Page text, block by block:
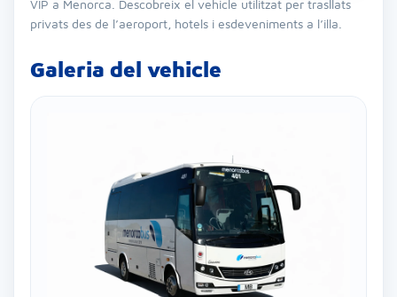
VIP a Menorca. Descobreix el vehicle utilitzat per trasllats
privats des de l’aeroport, hotels i esdeveniments a l’illa.
Galeria del vehicle